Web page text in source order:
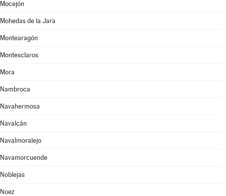
Mocejón
Mohedas de la Jara
Montearagón
Montesclaros
Mora
Nambroca
Navahermosa
Navalcán
Navalmoralejo
Navamorcuende
Noblejas
Noez